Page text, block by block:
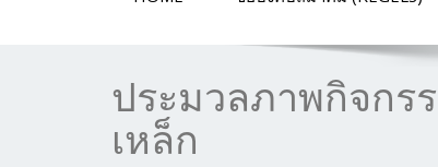
ประมวลภาพกิจกร
เหล็ก